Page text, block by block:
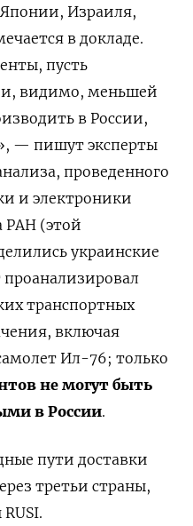
Израиля,
в докладе.
пусть
видимо, меньшей
в России,
— пишут эксперты
проведенного
и электроники
РАН (этой
украинские
транспортных
включая
Ил-76; только
не могут быть
в России.
пути доставки
третьи страны,